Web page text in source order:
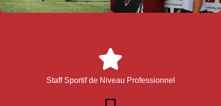
Staff Sportif de Niveau Professionnel